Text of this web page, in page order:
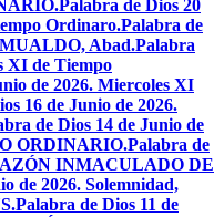
Palabra de Dios 20
Ordinaro.Palabra de
Abad.Palabra
XI de Tiempo
de 2026. Miercoles XI
16 de Junio de 2026.
de Dios 14 de Junio de
ORDINARIO.Palabra de
INMACULADO DE
de 2026. Solemnidad,
Palabra de Dios 11 de